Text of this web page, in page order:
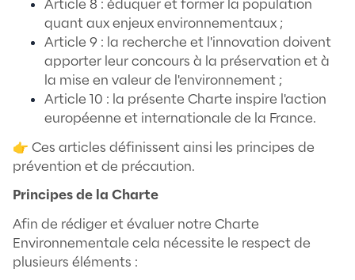
Définition et Objectifs
La Charte Environnementale de
politique environnementale » - est un
présentant l’ensemble de la stratégie
de l’activité.
L’intérêt ? Exposer les valeurs et la
volontaire permet ainsi de manager les
d’encourager les comportements
tout en prenant en compte les enjeux